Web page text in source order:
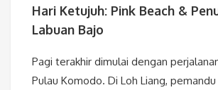
Hari Ketujuh: Pink Beach &
Labuan Bajo
Pagi terakhir dimulai dengan
Pulau Komodo. Di Loh Liang,